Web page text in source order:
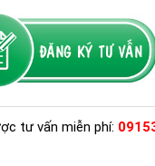
tư vấn miễn phí: